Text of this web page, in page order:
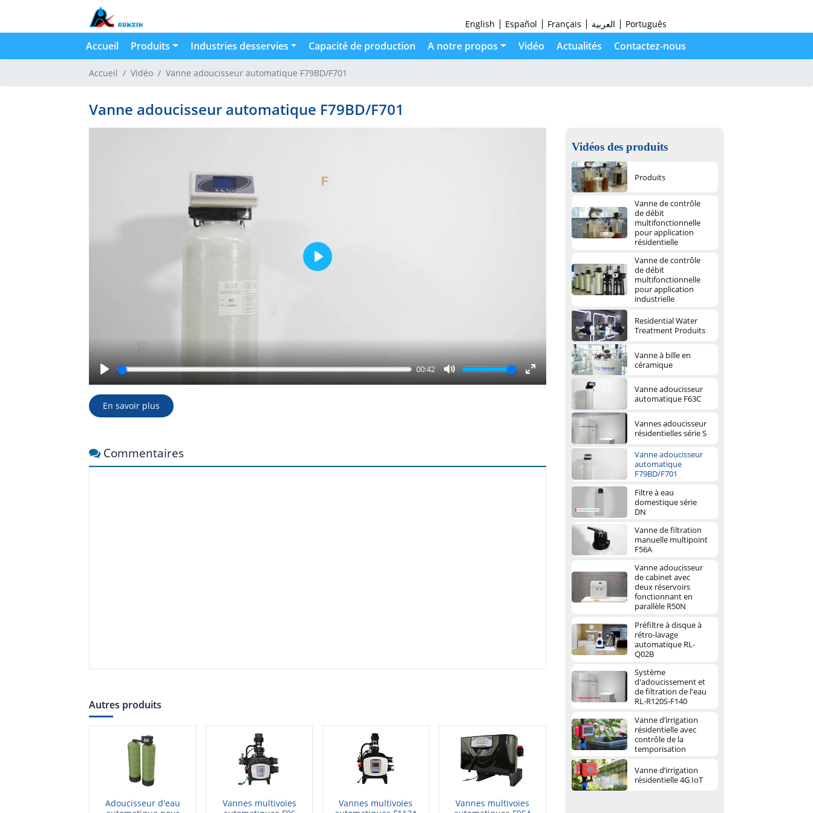
English Español Français العربية Português
Accueil Produits Industries desservies Capacité de production A notre propos Vidéo Actualités Contactez-nous
Accueil Vidéo Vanne adoucisseur automatique F79BD/F701
Vanne adoucisseur automatique F79BD/F701
00:42
Mute
Play
En savoir plus
Commentaires
Autres produits
Adoucisseur d'eau
Vannes multivoies
Vannes multivoies
Vannes multivoies
Vidéos des produits
Produits
Vanne de contrôle
de débit
multifonctionnelle
pour application
résidentielle
Vanne de contrôle
de débit
multifonctionnelle
pour application
industrielle
Residential Water
Treatment Produits
Vanne à bille en
céramique
Vanne adoucisseur
automatique F63C
Vannes adoucisseur
résidentielles série S
Vanne adoucisseur
automatique
F79BD/F701
Filtre à eau
domestique série
DN
Vanne de filtration
manuelle multipoint
F56A
Vanne adoucisseur
de cabinet avec
deux réservoirs
fonctionnant en
parallèle R50N
Préfiltre à disque à
rétro-lavage
automatique RL-
Q02B
Système
d'adoucissement et
de filtration de l'eau
RL-R120S-F140
Vanne d’irrigation
résidentielle avec
contrôle de la
temporisation
Vanne d’irrigation
résidentielle 4G IoT